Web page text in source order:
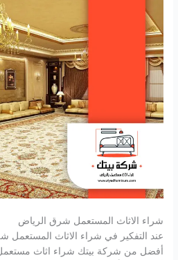
شراء الاثاث المستعمل شرق الرياض
عند التفكير في شراء الاثاث المستعمل
أفضل من شركة بيتك شراء اثاث